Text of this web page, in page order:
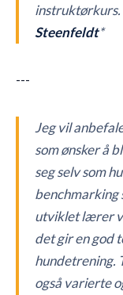
instruktørkurs.
Steenfeldt*
---
Jeg vil
som ønsker å
seg selv som
benchmarking
utviklet lærer
det gir en god
hundetrening.
også varierte